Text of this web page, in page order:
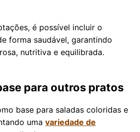
é possível incluir o
forma saudável, garantindo
nutritiva e equilibrada.
para outros pratos
base para saladas coloridas e
uma variedade de